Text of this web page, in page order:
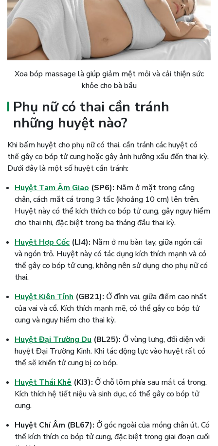
Xoa bóp massage là giúp giảm mệt mỏi và cải thiện sức
khỏe cho bà bầu
Phụ nữ có thai cần tránh
những huyệt nào?
Khi bấm huyệt cho phụ nữ có thai, cần tránh các huyệt có
thể gây co bóp tử cung hoặc gây ảnh hưởng xấu đến thai kỳ.
Dưới đây là một số huyệt cần tránh:
Huyệt Tam Âm Giao (SP6): Nằm ở mặt trong cẳng
chân, cách mắt cá trong 3 tấc (khoảng 10 cm) lên trên.
Huyệt này có thể kích thích co bóp tử cung, gây nguy hiểm
cho thai nhi, đặc biệt trong ba tháng đầu thai kỳ.
Huyệt Hợp Cốc (LI4): Nằm ở mu bàn tay, giữa ngón cái
và ngón trỏ. Huyệt này có tác dụng kích thích mạnh và có
thể gây co bóp tử cung, không nên sử dụng cho phụ nữ có
thai.
Huyệt Kiên Tỉnh (GB21): Ở đỉnh vai, giữa điểm cao nhất
của vai và cổ. Kích thích mạnh mẽ, có thể gây co bóp tử
cung và nguy hiểm cho thai kỳ.
Huyệt Đại Trường Du (BL25): Ở vùng lưng, đối diện với
huyệt Đại Trường Kinh. Khi tác động lực vào huyệt rất có
thể sẽ khiến tử cung bị co bóp.
Huyệt Thái Khê (KI3): Ở chỗ lõm phía sau mắt cá trong.
Kích thích hệ tiết niệu và sinh dục, có thể gây co bóp tử
cung.
Huyệt Chí Âm (BL67): Ở góc ngoài của móng chân út. Có
thể kích thích co bóp tử cung, đặc biệt trong giai đoạn cuối